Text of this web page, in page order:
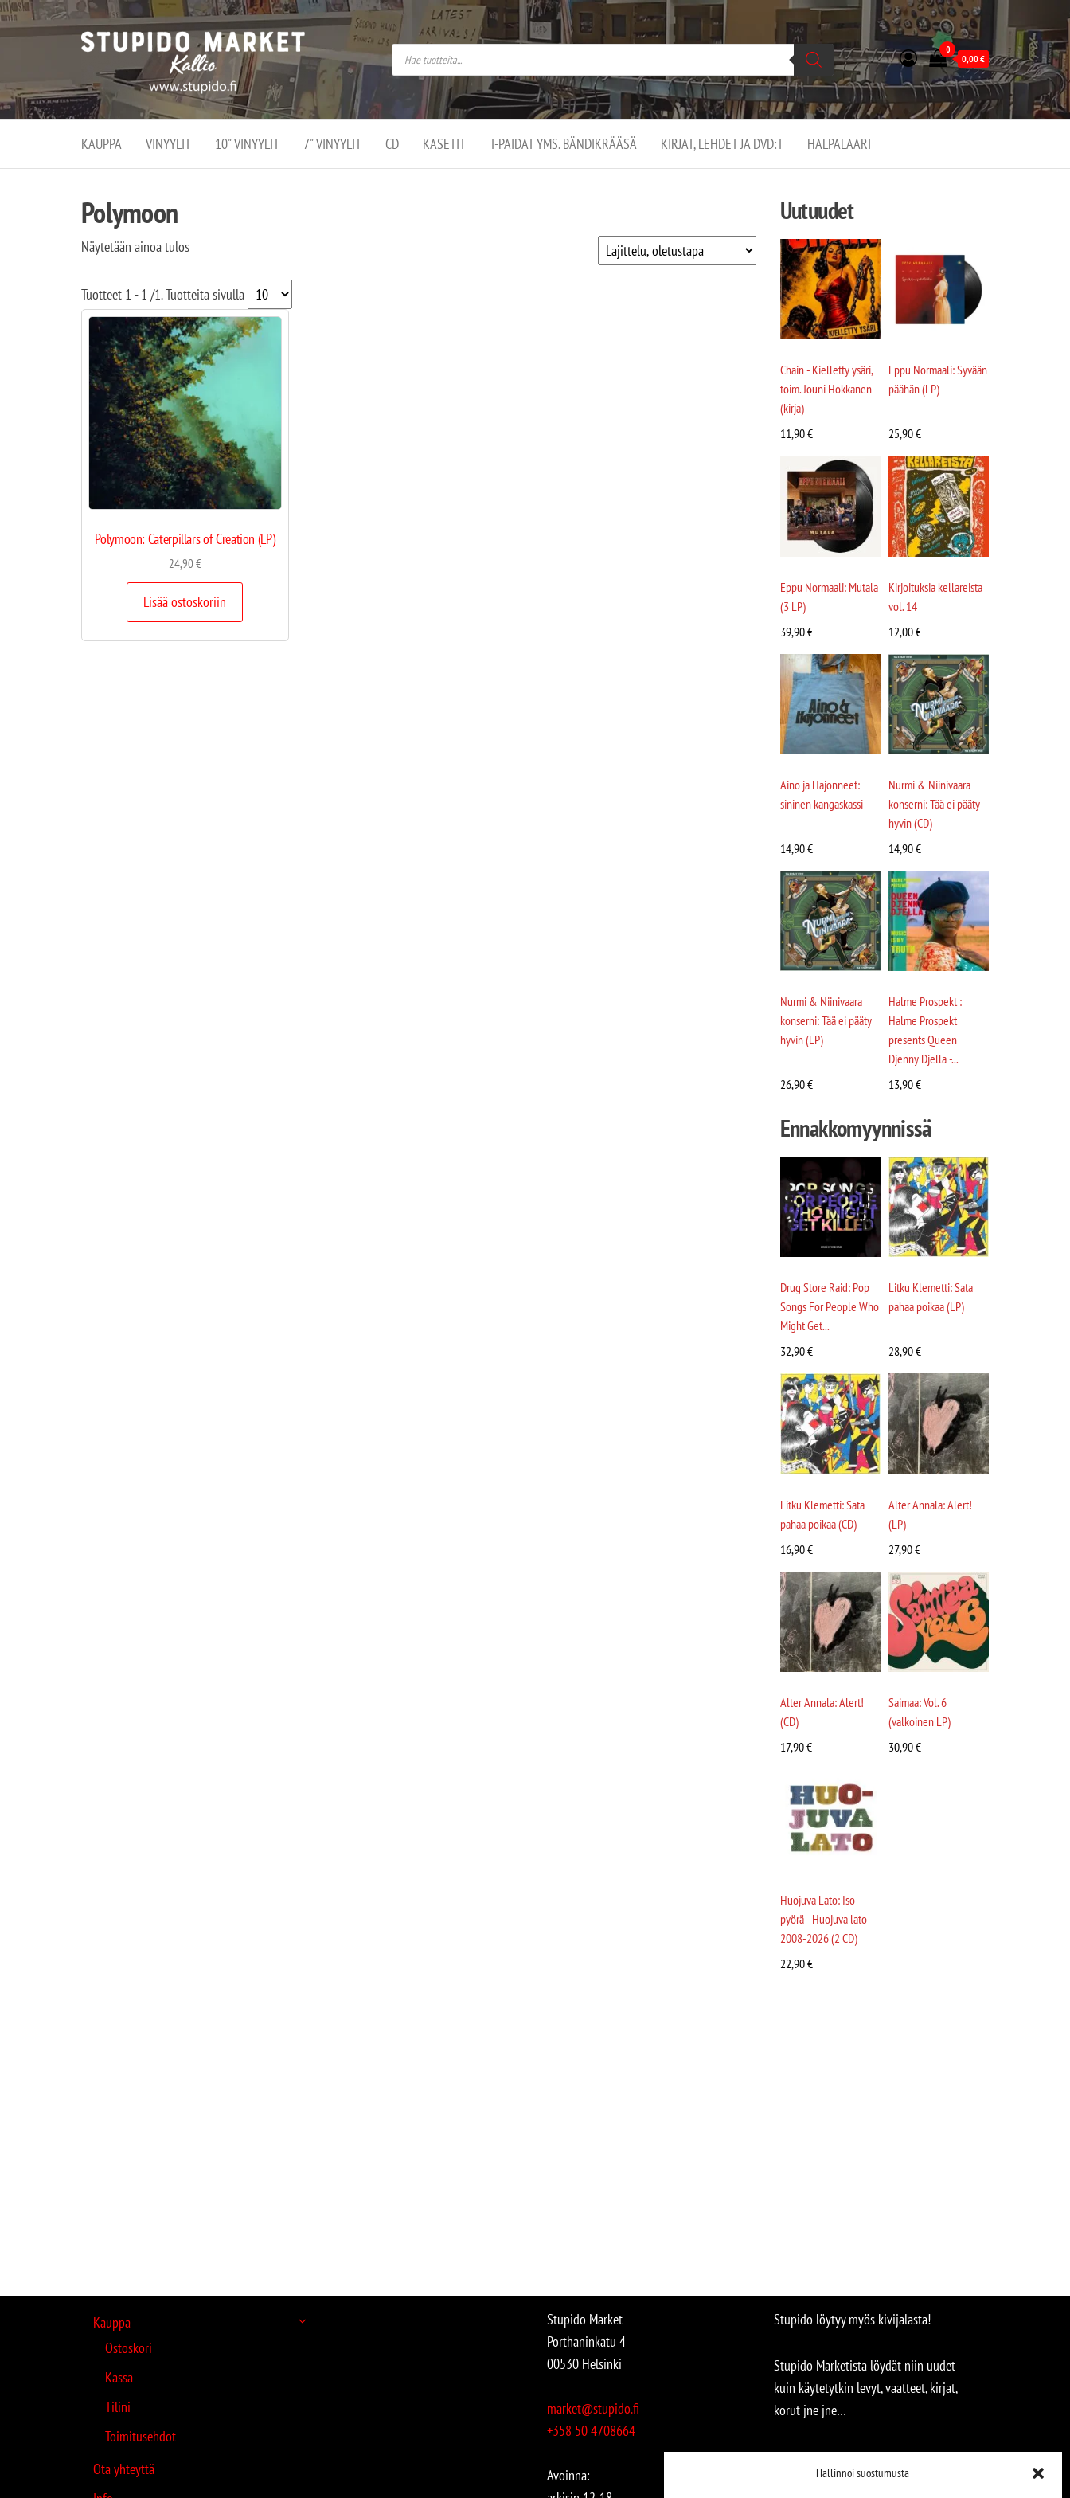
Hallinnoi suostumusta
Stupido
Market –
verkossa
ja
kivijalassa
Stupido Market on
vaihtoehtomusaan
erikoistunut
verkko- sekä
kivijalkakauppa
Helsingissä
Kallion
0
0,00€
KAUPPA VINYYLIT 10" VINYYLIT 7" VINYYLIT CD KASETIT T-PAIDAT YMS. BÄNDIKRÄÄSÄ KIRJAT, LEHDET JA DVD:T HALPALAARI
Polymoon
Näytetään ainoa tulos
Tuotteet 1 - 1 /1. Tuotteita sivulla
Polymoon: Caterpillars of Creation (LP)
24,90€
Lisää ostoskoriin
Uutuudet
Chain - Kielletty ysäri,
toim. Jouni Hokkanen
(kirja)
11,90€
Eppu Normaali: Syvään
päähän (LP)
25,90€
Eppu Normaali: Mutala
(3 LP)
39,90€
Kirjoituksia kellareista
vol. 14
12,00€
Aino ja Hajonneet:
sininen kangaskassi
14,90€
Nurmi & Niinivaara
konserni: Tää ei pääty
hyvin (CD)
14,90€
Nurmi & Niinivaara
konserni: Tää ei pääty
hyvin (LP)
26,90€
Halme Prospekt :
Halme Prospekt
presents Queen
Djenny Djella -...
13,90€
Ennakkomyynnissä
Drug Store Raid: Pop
Songs For People Who
Might Get...
32,90€
Litku Klemetti: Sata
pahaa poikaa (LP)
28,90€
Litku Klemetti: Sata
pahaa poikaa (CD)
16,90€
Alter Annala: Alert!
(LP)
27,90€
Alter Annala: Alert!
(CD)
17,90€
Saimaa: Vol. 6
(valkoinen LP)
30,90€
Huojuva Lato: Iso
pyörä - Huojuva lato
2008-2026 (2 CD)
22,90€
Kauppa
Ostoskori
Kassa
Tilini
Toimitusehdot
Ota yhteyttä
Stupido Market
Porthaninkatu 4
00530 Helsinki
market@stupido.fi
+358 50 4708664
Avoinna:
Stupido löytyy myös kivijalasta!
Stupido Marketista löydät niin uudet
kuin käytetytkin levyt, vaatteet, kirjat,
korut jne jne…